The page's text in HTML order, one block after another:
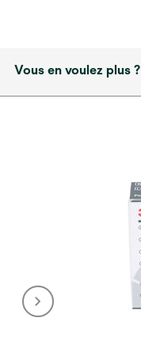
Vous en voulez plus ?